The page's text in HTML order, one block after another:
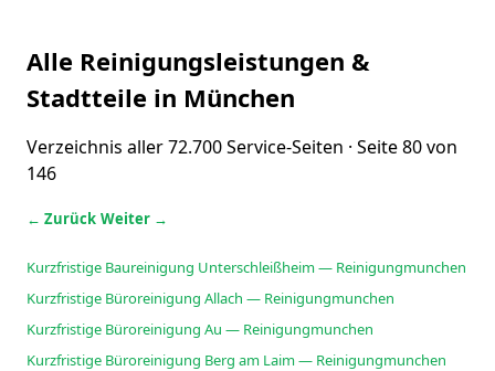
Alle Reinigungsleistungen &
Stadtteile in München
Verzeichnis aller 72.700 Service-Seiten · Seite 80 von
146
← Zurück Weiter →
Kurzfristige Baureinigung Unterschleißheim — Reinigungmunchen
Kurzfristige Büroreinigung Allach — Reinigungmunchen
Kurzfristige Büroreinigung Au — Reinigungmunchen
Kurzfristige Büroreinigung Berg am Laim — Reinigungmunchen